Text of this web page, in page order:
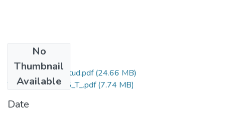
No
Thumbnail
Available
Grado de Similitud.pdf(24.66 MB)
T036_01321245_T_.pdf(7.74 MB)
Date